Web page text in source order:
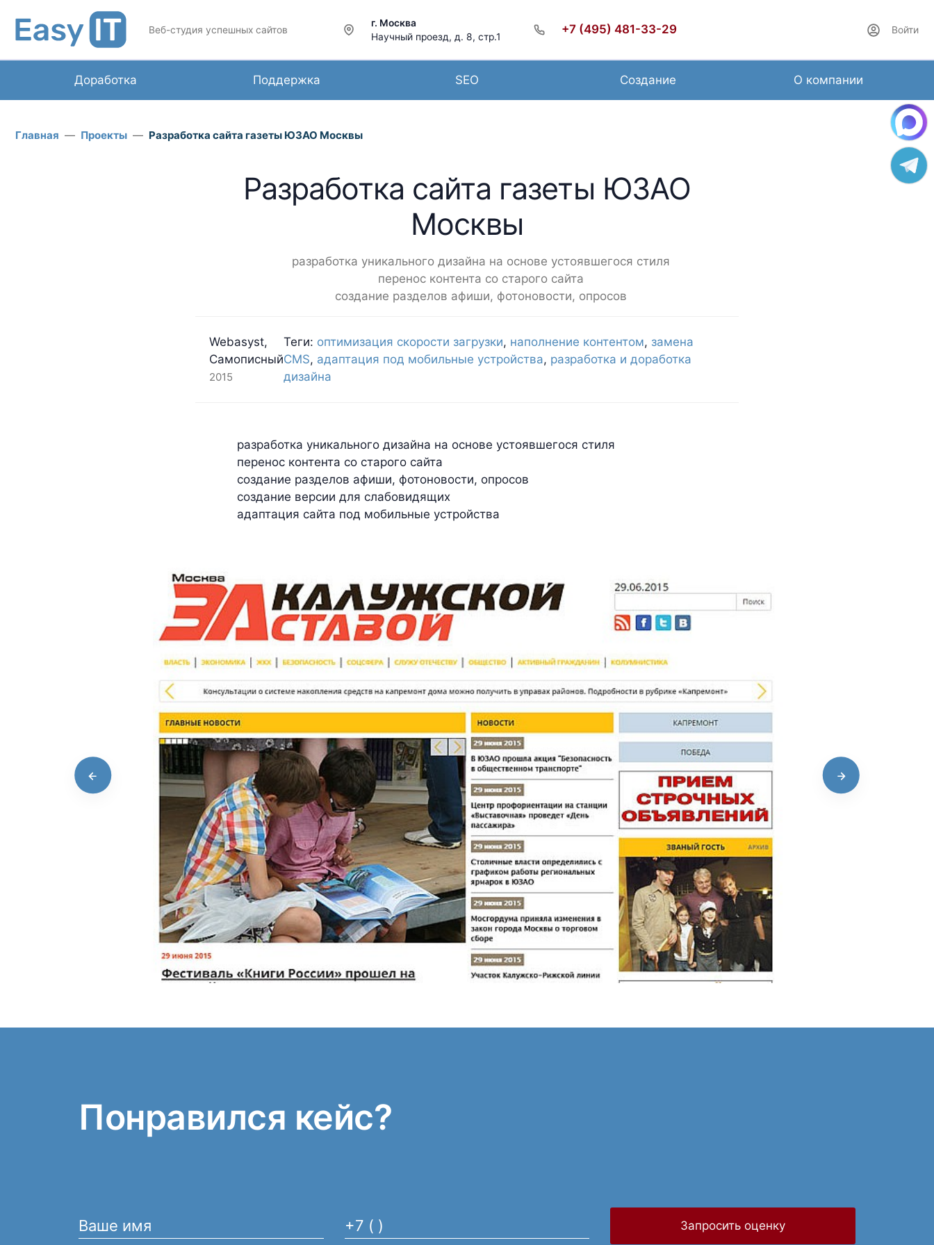
Веб-студия успешных сайтов
г. Москва
Научный проезд, д. 8, стр.1
+7 (495) 481-33-29 Войти
Доработка Поддержка SEO Создание О компании
Главная Проекты Разработка сайта газеты ЮЗАО Москвы
Разработка сайта газеты ЮЗАО
Москвы
разработка уникального дизайна на основе устоявшегося стиля
перенос контента со старого сайта
создание разделов афиши, фотоновости, опросов
Webasyst,
Самописный
2015
Теги: оптимизация скорости загрузки, наполнение контентом, замена
CMS, адаптация под мобильные устройства, разработка и доработка
дизайна
разработка уникального дизайна на основе устоявшегося стиля
перенос контента со старого сайта
создание разделов афиши, фотоновости, опросов
создание версии для слабовидящих
адаптация сайта под мобильные устройства
Понравился кейс?
Запросить оценку